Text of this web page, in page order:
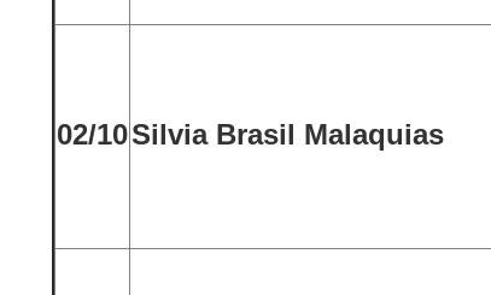
02/10Silvia Brasil Malaquias